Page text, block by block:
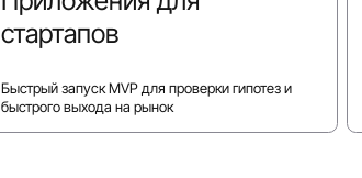
стартапов
Быстрый запуск MVP для проверки гипотез и
быстрого выхода на рынок